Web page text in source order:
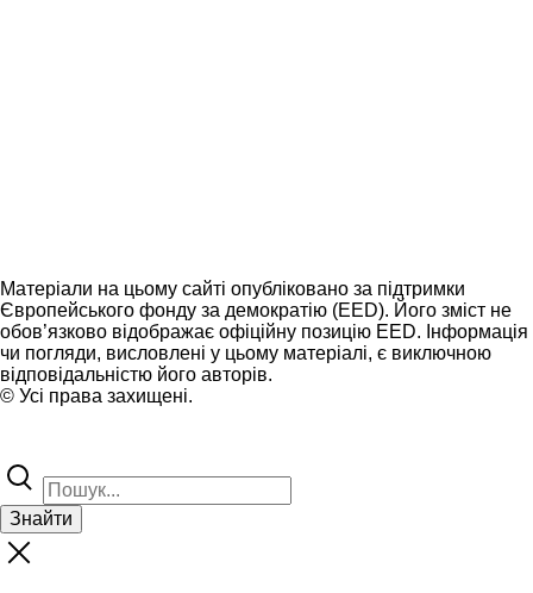
Матеріали на цьому сайті опубліковано за підтримки
Європейського фонду за демократію (EED). Його зміст не
обов’язково відображає офіційну позицію EED. Інформація
чи погляди, висловлені у цьому матеріалі, є виключною
відповідальністю його авторів.
© Усі права захищені.
Знайти